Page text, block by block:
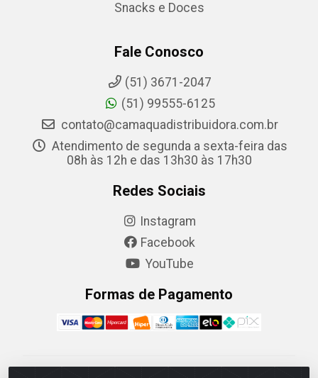
Snacks e Doces
Fale Conosco
(51) 3671-2047
(51) 99555-6125
contato@camaquadistribuidora.com.br
Atendimento de segunda a sexta-feira das
08h às 12h e das 13h30 às 17h30
Redes Sociais
Instagram
Facebook
YouTube
Formas de Pagamento